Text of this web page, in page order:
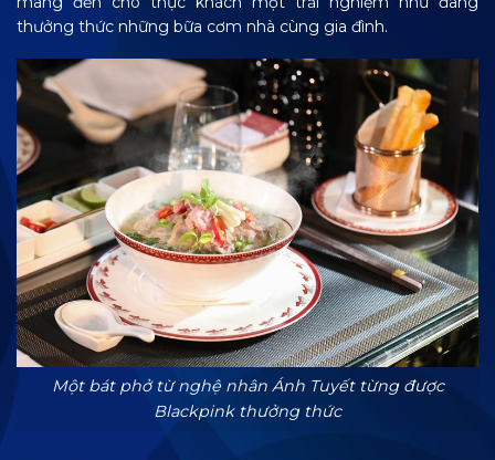
thưởng thức những bữa cơm nhà cùng gia đình.
Một bát phở từ nghệ nhân Ánh Tuyết từng được
Blackpink thưởng thức